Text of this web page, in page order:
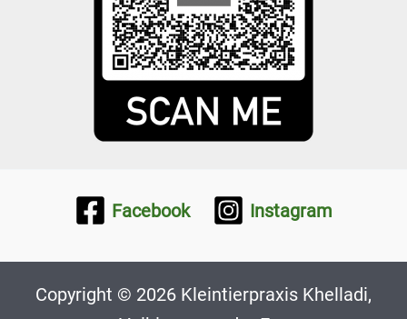
Facebook Instagram
Copyright © 2026 Kleintierpraxis Khelladi,